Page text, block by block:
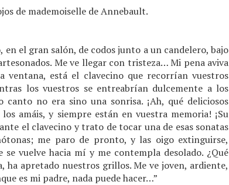
de mademoiselle de Annebault.
el gran salón, de codos junto a un candelero, bajo
Me ve llegar con tristeza… Mi pena aviva
ventana, está el clavecino que recorrían vuestros
los vuestros se entreabrían dulcemente a los
no era sino una sonrisa. ¡Ah, qué deliciosos
amáis, y siempre están en vuestra memoria! ¡Su
el clavecino y trato de tocar una de esas sonatas
me paro de pronto, y las oigo extinguirse,
vuelve hacia mí y me contempla desolado. ¿Qué
ha apretado nuestros grillos. Me ve joven, ardiente,
es mi padre, nada puede hacer…”